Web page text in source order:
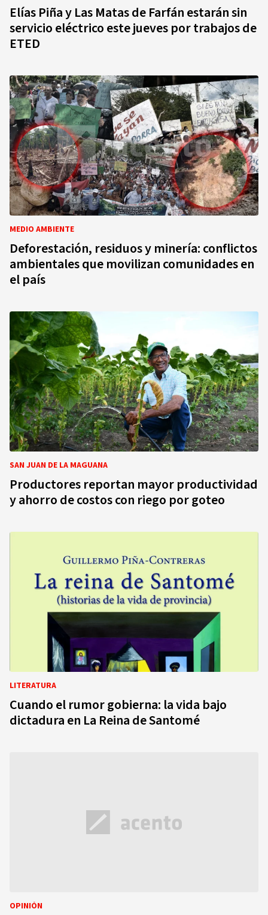
Elías Piña y Las Matas de Farfán estarán sin
servicio eléctrico este jueves por trabajos de
ETED
MEDIO AMBIENTE
Deforestación, residuos y minería: conflictos
ambientales que movilizan comunidades en
el país
SAN JUAN DE LA MAGUANA
Productores reportan mayor productividad
y ahorro de costos con riego por goteo
LITERATURA
Cuando el rumor gobierna: la vida bajo
dictadura en La Reina de Santomé
OPINIÓN